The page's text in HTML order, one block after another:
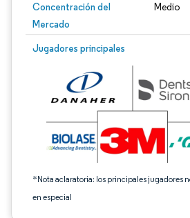
Concentración del
Mercado
Medio
Jugadores principales
*Nota aclaratoria: los principales jugadores
en especial
Imagen © Mordor Intelligence. El uso